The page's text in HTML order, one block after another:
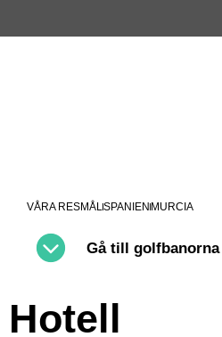
VÅRA RESMÅLSPANIEN MURCIA
Gå till golfbanorna
Hotell